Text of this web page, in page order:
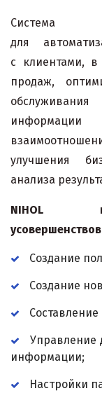
для
с клиентами,
продаж,
улучшения
анализа
NIHOL
Создание
Создание
Управление
информации;
Настройки